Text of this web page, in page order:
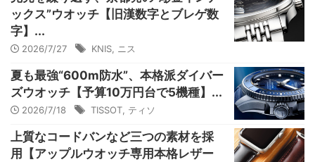
ックス”ウオッチ【旧漢数字とブレゲ数
字】...
2026/7/27 KNIS ニス
夏も最強“600m防水”、本格派ダイバー
ズウオッチ【予算10万円台で5機種】...
2026/7/18 TISSOT ティソ
上質なコードバンなど三つの素材を採
用【アップルウオッチ専用本格レザー